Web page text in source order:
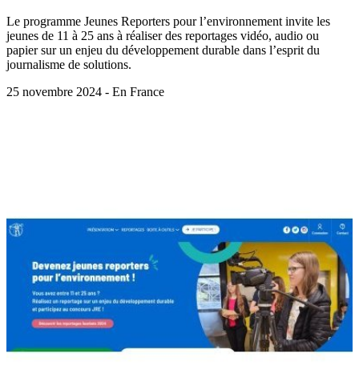
Le programme Jeunes Reporters pour l’environnement invite les
jeunes de 11 à 25 ans à réaliser des reportages vidéo, audio ou
papier sur un enjeu du développement durable dans l’esprit du
journalisme de solutions.
25 novembre 2024 - En France